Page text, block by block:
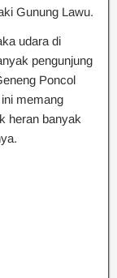
Gunung Lawu.
udara di
pengunjung
Poncol
memang
heran banyak